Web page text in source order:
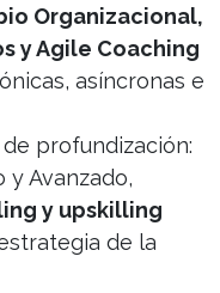
Organizacional,
y Agile Coaching
asíncronas e
profundización:
y Avanzado,
y upskilling
de la